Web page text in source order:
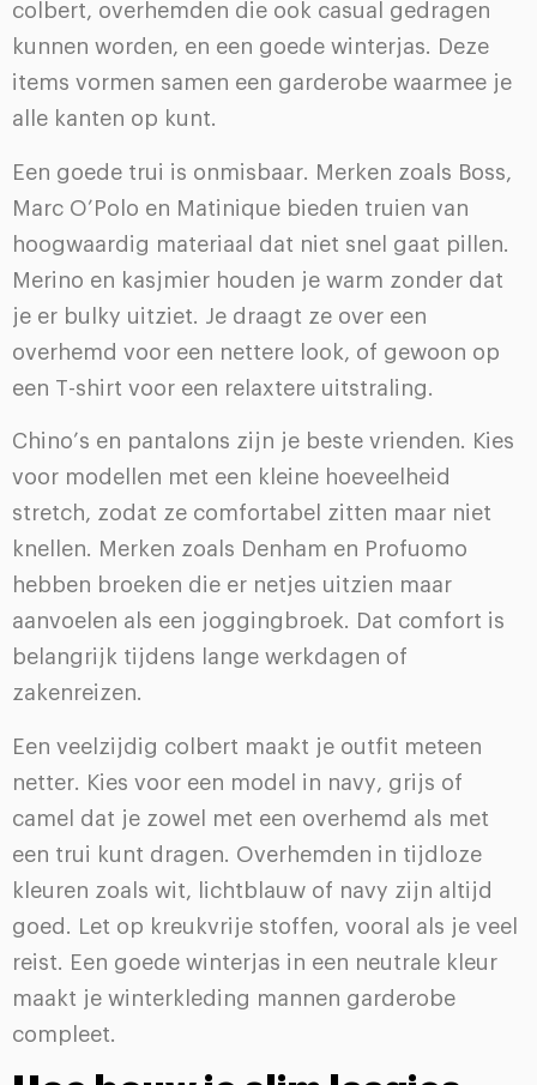
colbert, overhemden die ook casual gedragen
kunnen worden, en een goede winterjas. Deze
items vormen samen een garderobe waarmee je
alle kanten op kunt.
Een goede trui is onmisbaar. Merken zoals Boss,
Marc O’Polo en Matinique bieden truien van
hoogwaardig materiaal dat niet snel gaat pillen.
Merino en kasjmier houden je warm zonder dat
je er bulky uitziet. Je draagt ze over een
overhemd voor een nettere look, of gewoon op
een T-shirt voor een relaxtere uitstraling.
Chino’s en pantalons zijn je beste vrienden. Kies
voor modellen met een kleine hoeveelheid
stretch, zodat ze comfortabel zitten maar niet
knellen. Merken zoals Denham en Profuomo
hebben broeken die er netjes uitzien maar
aanvoelen als een joggingbroek. Dat comfort is
belangrijk tijdens lange werkdagen of
zakenreizen.
Een veelzijdig colbert maakt je outfit meteen
netter. Kies voor een model in navy, grijs of
camel dat je zowel met een overhemd als met
een trui kunt dragen. Overhemden in tijdloze
kleuren zoals wit, lichtblauw of navy zijn altijd
goed. Let op kreukvrije stoffen, vooral als je veel
reist. Een goede winterjas in een neutrale kleur
maakt je winterkleding mannen garderobe
compleet.